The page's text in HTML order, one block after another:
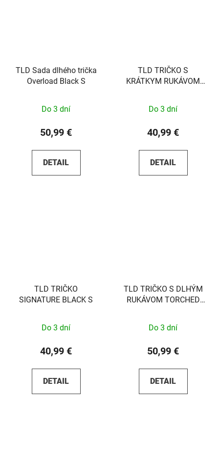
TLD Sada dlhého trička
Overload Black S
Do 3 dní
50,99 €
DETAIL
TLD TRIČKO S
KRÁTKYM RUKÁVOM
Do 3 dní
40,99 €
DETAIL
TLD TRIČKO
SIGNATURE BLACK S
Do 3 dní
40,99 €
DETAIL
TLD TRIČKO S DLHÝM
RUKÁVOM TORCHED
Do 3 dní
50,99 €
DETAIL